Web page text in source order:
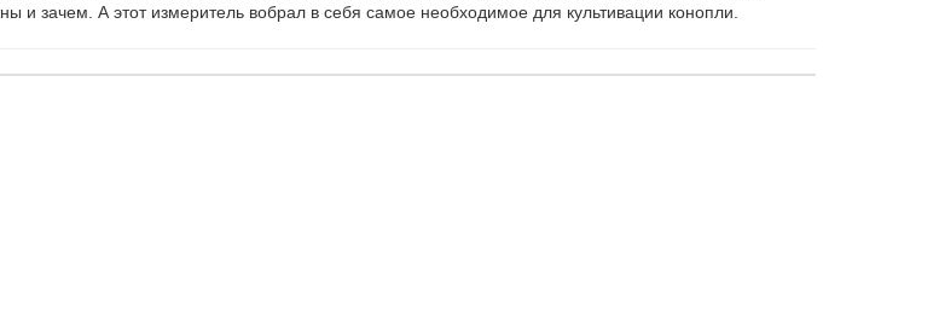
и зачем. А этот измеритель вобрал в себя самое необходимое для культивации конопли.